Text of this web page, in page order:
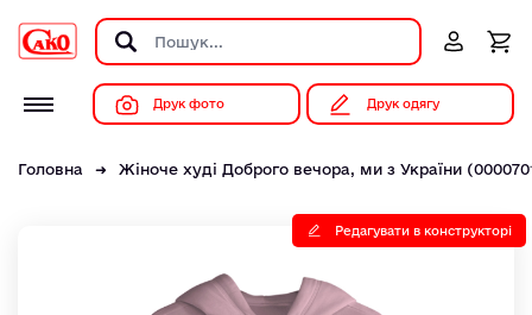
Друк фото Друк одягу
Головна Жіноче худі Доброго вечора, ми з України
Редагувати в конструкторі